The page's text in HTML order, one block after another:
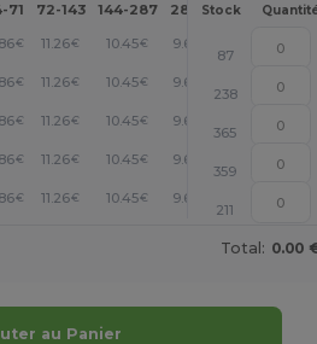
71 72-143 144-287 288 + Plus
Stock
€ 11.26€ 10.45€ 9.65 +
87
€ 11.26€ 10.45€ 9.65 +
238
€ 11.26€ 10.45€ 9.65 +
365
€ 11.26€ 10.45€ 9.65 +
359
€ 11.26€ 10.45€ 9.65 +
211
Total: 0.00
au Panier